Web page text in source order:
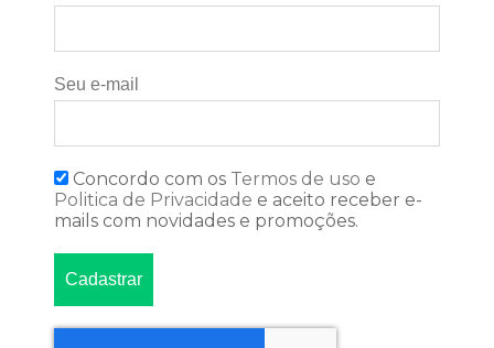
Seu e-mail
Concordo com os Termos de uso e
Politica de Privacidade e aceito receber e-
mails com novidades e promoções.
Cadastrar